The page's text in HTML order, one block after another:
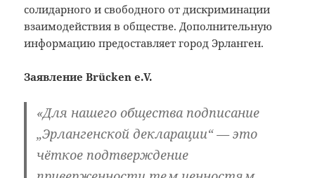
солидарного и свободного от дискриминации
взаимодействия в обществе. Дополнительную
информацию предоставляет город Эрланген.
Заявление Brücken e.V.
«Для нашего общества подписание
„Эрлангенской декларации“ — это
чёткое подтверждение